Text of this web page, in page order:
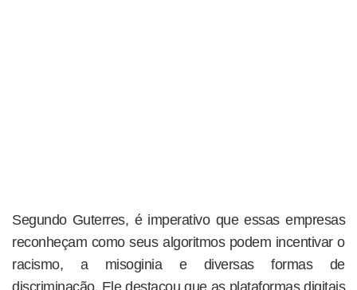
Segundo Guterres, é imperativo que essas empresas
reconheçam como seus algoritmos podem incentivar o
racismo, a misoginia e diversas formas de
discriminação. Ele destacou que as plataformas digitais